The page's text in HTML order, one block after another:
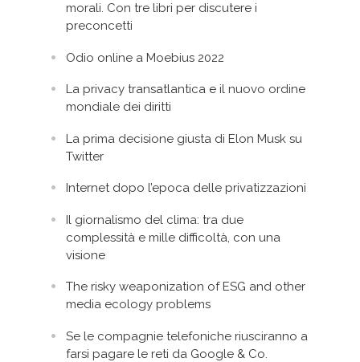
morali. Con tre libri per discutere i
preconcetti
Odio online a Moebius 2022
La privacy transatlantica e il nuovo ordine
mondiale dei diritti
La prima decisione giusta di Elon Musk su
Twitter
Internet dopo l’epoca delle privatizzazioni
Il giornalismo del clima: tra due
complessità e mille difficoltà, con una
visione
The risky weaponization of ESG and other
media ecology problems
Se le compagnie telefoniche riusciranno a
farsi pagare le reti da Google & Co.